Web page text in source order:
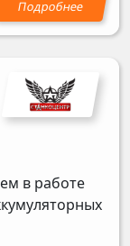
в работе